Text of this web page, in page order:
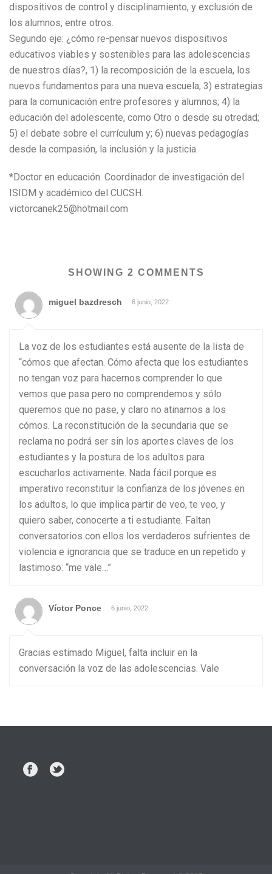
dispositivos de control y disciplinamiento, y exclusión de
los alumnos, entre otros.
Segundo eje: ¿cómo re-pensar nuevos dispositivos
educativos viables y sostenibles para las adolescencias
de nuestros días?, 1) la recomposición de la escuela, los
nuevos fundamentos para una nueva escuela; 3) estrategias
para la comunicación entre profesores y alumnos; 4) la
educación del adolescente, como Otro o desde su otredad;
5) el debate sobre el currículum y; 6) nuevas pedagogías
desde la compasión, la inclusión y la justicia.
*Doctor en educación. Coordinador de investigación del
ISIDM y académico del CUCSH.
victorcanek25@hotmail.com
SHOWING 2 COMMENTS
miguel bazdresch 6 junio, 2022
La voz de los estudiantes está ausente de la lista de
“cómos que afectan. Cómo afecta que los estudiantes
no tengan voz para hacernos comprender lo que
vemos que pasa pero no comprendemos y sólo
queremos que no pase, y claro no atinamos a los
cómos. La reconstitución de la secundaria que se
reclama no podrá ser sin los aportes claves de los
estudiantes y la postura de los adultos para
escucharlos activamente. Nada fácil porque es
imperativo reconstituir la confianza de los jóvenes en
los adultos, lo que implica partir de veo, te veo, y
quiero saber, conocerte a ti estudiante. Faltan
conversatorios con ellos los verdaderos sufrientes de
violencia e ignorancia que se traduce en un repetido y
lastimoso: “me vale…”
Víctor Ponce 6 junio, 2022
Gracias estimado Miguel, falta incluir en la
conversación la voz de las adolescencias. Vale